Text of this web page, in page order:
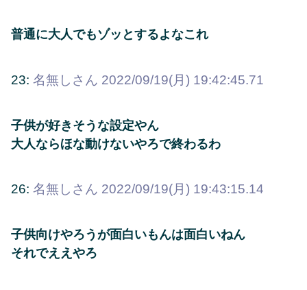
普通に大人でもゾッとするよなこれ
23: 名無しさん 2022/09/19(月) 19:42:45.71
子供が好きそうな設定やん
大人ならほな動けないやろで終わるわ
26: 名無しさん 2022/09/19(月) 19:43:15.14
子供向けやろうが面白いもんは面白いねん
それでええやろ